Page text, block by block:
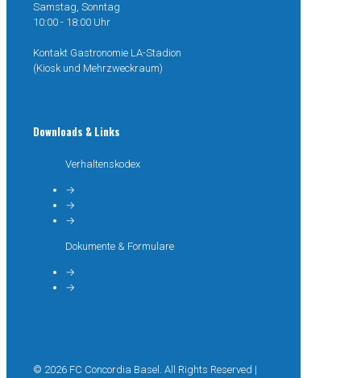
Samstag, Sonntag
10:00 - 18:00 Uhr
Kontakt Gastronomie LA-Stadion
(Kiosk und Mehrzweckraum)
Downloads & Links
Verhaltenskodex
→
→
→
Dokumente & Formulare
→
→
© 2026 FC Concordia Basel. All Rights Reserved |